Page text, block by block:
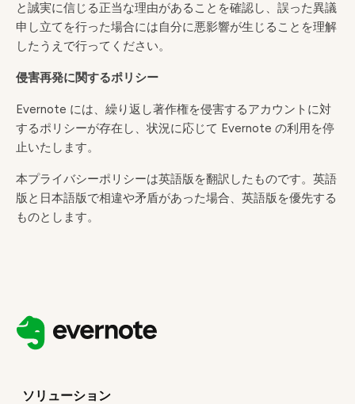
と誠実に信じる正当な理由があることを確認し、誤った異議
申し立てを行った場合には自分に悪影響が生じることを理解
したうえで行ってください。
侵害再発に関するポリシー
Evernote には、繰り返し著作権を侵害するアカウントに対
するポリシーが存在し、状況に応じて Evernote の利用を停
止いたします。
本プライバシーポリシーは英語版を翻訳したものです。英語
版と日本語版で相違や矛盾があった場合、英語版を優先する
ものとします。
ソリューション